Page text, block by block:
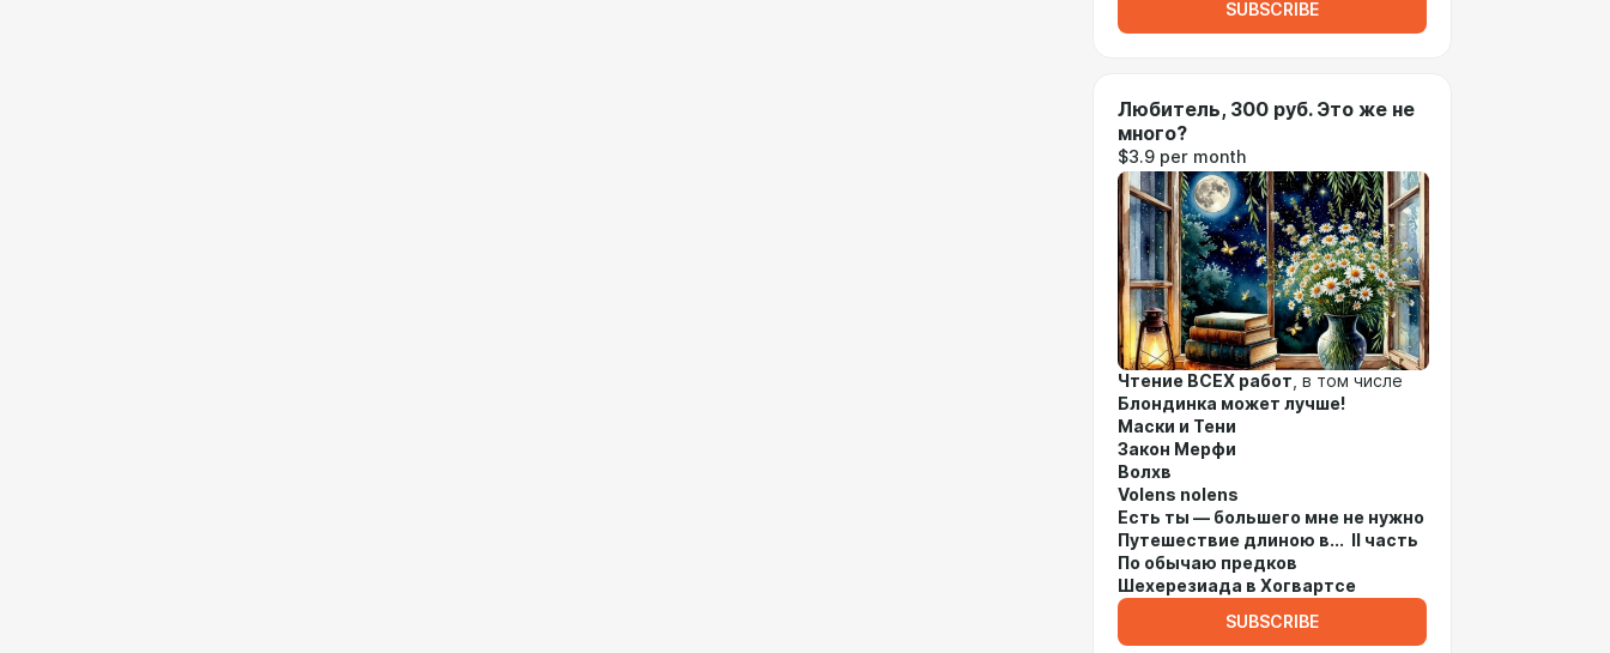
SUBSCRIBE
Любитель, 300 руб. Это же не
много?
$3.9 per month
Чтение ВСЕХ работ , в том числе
Блондинка может лучше!
Маски и Тени
Закон Мерфи
Волхв
Volens nolens
Есть ты — большего мне не нужно
Путешествие длиною в... II часть
По обычаю предков
Шехерезиада в Хогвартсе
SUBSCRIBE